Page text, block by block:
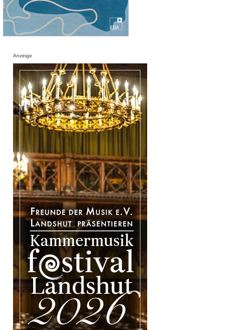
Anzeige